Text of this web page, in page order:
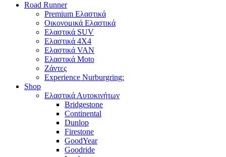
Road Runner
Premium Ελαστικά
Οικονομικά Ελαστικά
Ελαστικά SUV
Ελαστικά 4X4
Ελαστικά VAN
Ελαστικά Moto
Ζάντες
Experience Nurburgring:
Shop
Ελαστικά Αυτοκινήτων
Bridgestone
Continental
Dunlop
Firestone
GoodYear
Goodride